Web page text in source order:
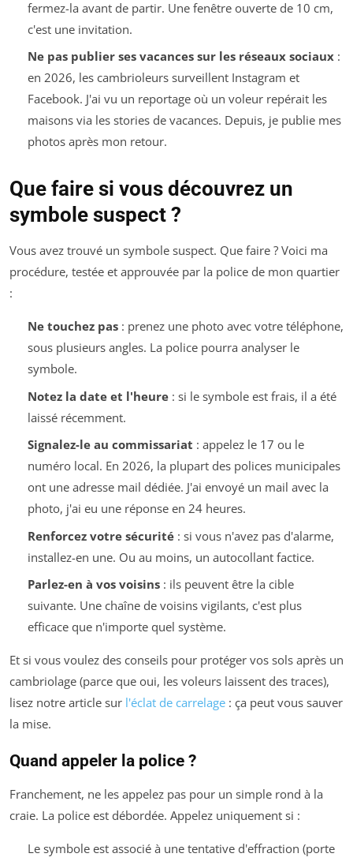
fermez-la avant de partir. Une fenêtre ouverte de 10 cm,
c'est une invitation.
Ne pas publier ses vacances sur les réseaux sociaux:
en 2026, les cambrioleurs surveillent Instagram et
Facebook. J'ai vu un reportage où un voleur repérait les
maisons via les stories de vacances. Depuis, je publie mes
photos après mon retour.
Que faire si vous découvrez un
symbole suspect ?
Vous avez trouvé un symbole suspect. Que faire ? Voici ma
procédure, testée et approuvée par la police de mon quartier
:
Ne touchez pas: prenez une photo avec votre téléphone,
sous plusieurs angles. La police pourra analyser le
symbole.
Notez la date et l'heure: si le symbole est frais, il a été
laissé récemment.
Signalez-le au commissariat : appelez le 17 ou le
numéro local. En 2026, la plupart des polices municipales
ont une adresse mail dédiée. J'ai envoyé un mail avec la
photo, j'ai eu une réponse en 24 heures.
Renforcez votre sécurité: si vous n'avez pas d'alarme,
installez-en une. Ou au moins, un autocollant factice.
Parlez-en à vos voisins: ils peuvent être la cible
suivante. Une chaîne de voisins vigilants, c'est plus
efficace que n'importe quel système.
Et si vous voulez des conseils pour protéger vos sols après un
cambriolage (parce que oui, les voleurs laissent des traces),
lisez notre article sur l'éclat de carrelage : ça peut vous sauver
la mise.
Quand appeler la police ?
Franchement, ne les appelez pas pour un simple rond à la
craie. La police est débordée. Appelez uniquement si :
Le symbole est associé à une tentative d'effraction (porte